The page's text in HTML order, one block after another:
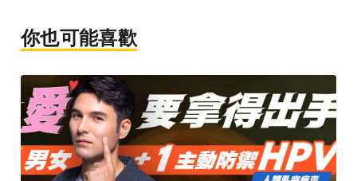
你也可能喜歡